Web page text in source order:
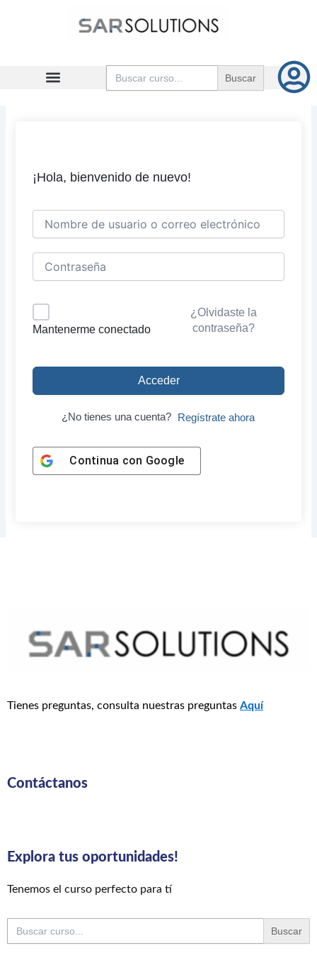
Buscar:
¡Hola, bienvenido de nuevo!
Mantenerme conectado
¿Olvidaste la
contraseña?
Acceder
¿No tienes una cuenta? Regístrate ahora
Continua con Google
Tienes preguntas, consulta nuestras preguntas Aquí
Contáctanos
Explora tus oportunidades!
Tenemos el curso perfecto para tí
Buscar: